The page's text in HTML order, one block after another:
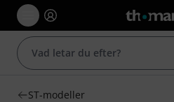
ST-modeller